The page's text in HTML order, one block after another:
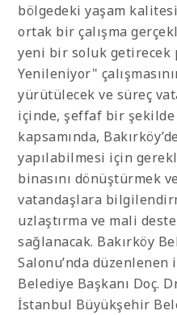
bölgedeki yaşam
ortak bir çalışma
yeni bir soluk getirecek
Yenileniyor"
yürütülecek ve süreç
içinde, şeffaf bir
kapsamında,
yapılabilmesi için
binasını dönüştürmek
vatandaşlara
uzlaştırma ve mali
sağlanacak. Bakırköy
Salonu’nda düzenlenen
Belediye Başkanı Doç.
İstanbul Büyükşehir